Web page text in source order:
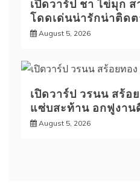
โดดเด่นน่ารักน่าติด
August 5, 2026
เปิดวาร์ป วรนน สร้อ
แซ่บสะท้าน อกฟูงาน
August 5, 2026